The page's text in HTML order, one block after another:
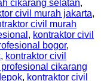
cikarang selatan,
civil murah jakarta,
civil murah
, kontraktor civil
bogor,
, kontraktor civil
cikarang
, kontraktor civil